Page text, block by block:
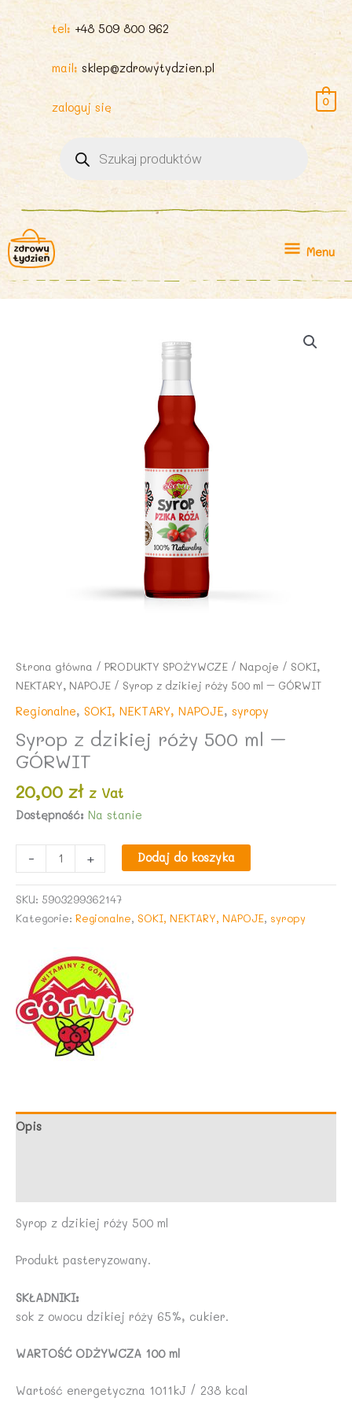
tel: +48 509 800 962
mail: sklep@zdrowytydzien.pl
zaloguj się
produktów
0
Menu
Menu
Strona główna / PRODUKTY SPOŻYWCZE / Napoje / SOKI,
NEKTARY, NAPOJE / Syrop z dzikiej róży 500 ml – GÓRWIT
Regionalne, SOKI, NEKTARY, NAPOJE, syropy
Syrop z dzikiej róży 500 ml –
GÓRWIT
20,00 zł z Vat
Dostępność: Na stanie
-
Syrop
z
GÓRWIT
+ Dodaj do koszyka
SKU: 5903299362147
Kategorie: Regionalne, SOKI, NEKTARY, NAPOJE, syropy
Opis
Syrop z dzikiej róży 500 ml
Produkt pasteryzowany.
SKŁADNIKI:
sok z owocu dzikiej róży 65%, cukier.
WARTOŚĆ ODŻYWCZA 100 ml
Wartość energetyczna 1011kJ / 238 kcal